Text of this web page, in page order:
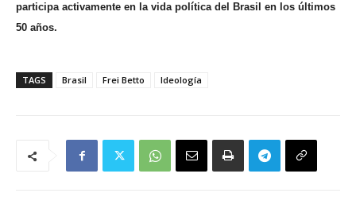
participa activamente en la vida política del Brasil en los últimos
50 años.
TAGS Brasil Frei Betto Ideología